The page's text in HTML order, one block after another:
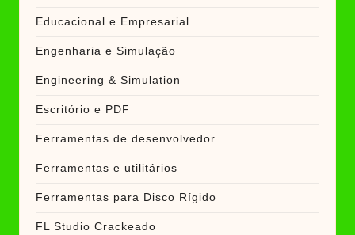
Educacional e Empresarial
Engenharia e Simulação
Engineering & Simulation
Escritório e PDF
Ferramentas de desenvolvedor
Ferramentas e utilitários
Ferramentas para Disco Rígido
FL Studio Crackeado